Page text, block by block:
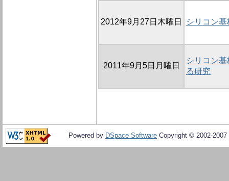
2012年9月27日木曜日 シリコン
2011年9月5日月曜日
シリコン
る研究
Powered by DSpace Software Copyright © 2002-2007